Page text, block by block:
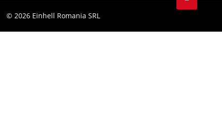
Declaratie de accesibilitate
Facebook
© 2026 Einhell Romania SRL